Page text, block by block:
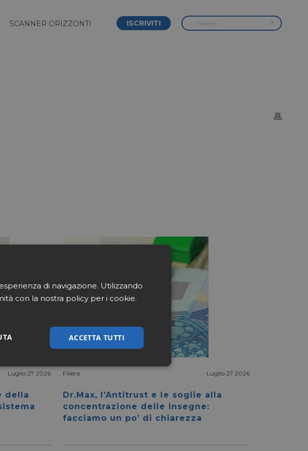
SCANNER ORIZZONTI ISCRIVITI
Luglio 27 2026
della
Filiera Luglio 27 2026
Dr.Max, l’Antitrust e le soglie alla
concentrazione delle insegne:
facciamo un po’ di chiarezza
di navigazione. Utilizzando
con la nostra policy per i cookie.
ACCETTA TUTTI
Non classificati